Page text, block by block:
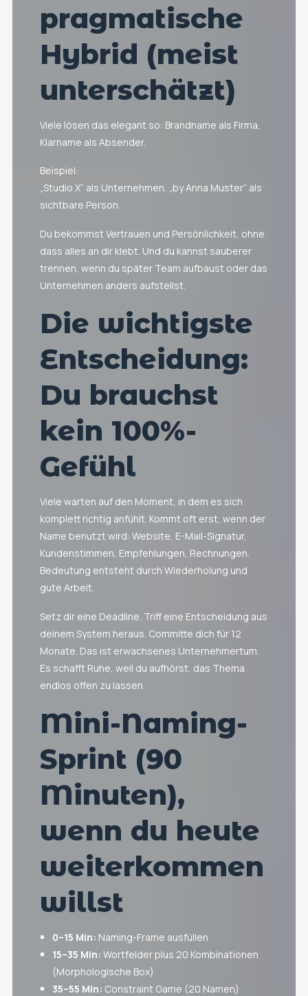
pragmatische
Hybrid (meist
unterschätzt)
Viele lösen das elegant so: Brandname als Firma,
Klarname als Absender.
Beispiel:
„Studio X“ als Unternehmen, „by Anna Muster“ als
sichtbare Person.
Du bekommst Vertrauen und Persönlichkeit, ohne
dass alles an dir klebt. Und du kannst sauberer
trennen, wenn du später Team aufbaust oder das
Unternehmen anders aufstellst.
Die wichtigste
Entscheidung:
Du brauchst
kein 100%-
Gefühl
Viele warten auf den Moment, in dem es sich
komplett richtig anfühlt. Kommt oft erst, wenn der
Name benutzt wird: Website, E-Mail-Signatur,
Kundenstimmen, Empfehlungen, Rechnungen.
Bedeutung entsteht durch Wiederholung und
gute Arbeit.
Setz dir eine Deadline. Triff eine Entscheidung aus
deinem System heraus. Committe dich für 12
Monate. Das ist erwachsenes Unternehmertum.
Es schafft Ruhe, weil du aufhörst, das Thema
endlos offen zu lassen.
Mini-Naming-
Sprint (90
Minuten),
wenn du heute
weiterkommen
willst
0–15 Min: Naming-Frame ausfüllen
15–35 Min: Wortfelder plus 20 Kombinationen
(Morphologische Box)
35–55 Min: Constraint Game (20 Namen)